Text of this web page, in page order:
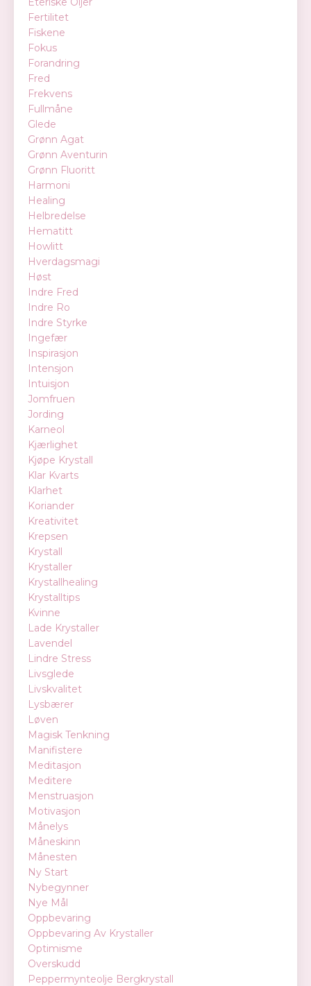
Fertilitet
Fiskene
Fokus
Forandring
Fred
Frekvens
Fullmåne
Glede
Grønn Agat
Grønn Aventurin
Grønn Fluoritt
Harmoni
Healing
Helbredelse
Hematitt
Howlitt
Hverdagsmagi
Høst
Indre Fred
Indre Ro
Indre Styrke
Ingefær
Inspirasjon
Intensjon
Intuisjon
Jomfruen
Jording
Karneol
Kjærlighet
Kjøpe Krystall
Klar Kvarts
Klarhet
Koriander
Kreativitet
Krepsen
Krystall
Krystaller
Krystallhealing
Krystalltips
Kvinne
Lade Krystaller
Lavendel
Lindre Stress
Livsglede
Livskvalitet
Lysbærer
Løven
Magisk Tenkning
Manifistere
Meditasjon
Meditere
Menstruasjon
Motivasjon
Månelys
Måneskinn
Månesten
Ny Start
Nybegynner
Nye Mål
Oppbevaring
Oppbevaring Av Krystaller
Optimisme
Overskudd
Peppermynteolje Bergkrystall